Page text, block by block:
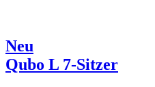
Neu
Qubo L 7-Sitzer